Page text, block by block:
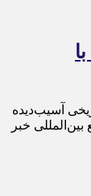
از آغاز روند مرمت ۱۴۹ اثر تاریخی آسیب‌دیده
خبر